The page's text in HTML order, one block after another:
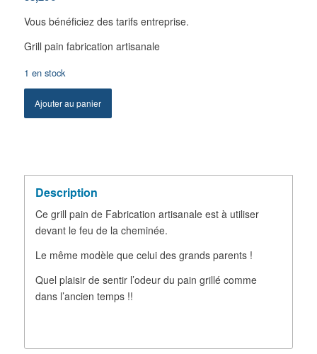
Vous bénéficiez des tarifs entreprise.
Grill pain fabrication artisanale
1 en stock
Ajouter au panier
Description
Ce grill pain de Fabrication artisanale est à utiliser
devant le feu de la cheminée.
Le même modèle que celui des grands parents !
Quel plaisir de sentir l’odeur du pain grillé comme
dans l’ancien temps !!